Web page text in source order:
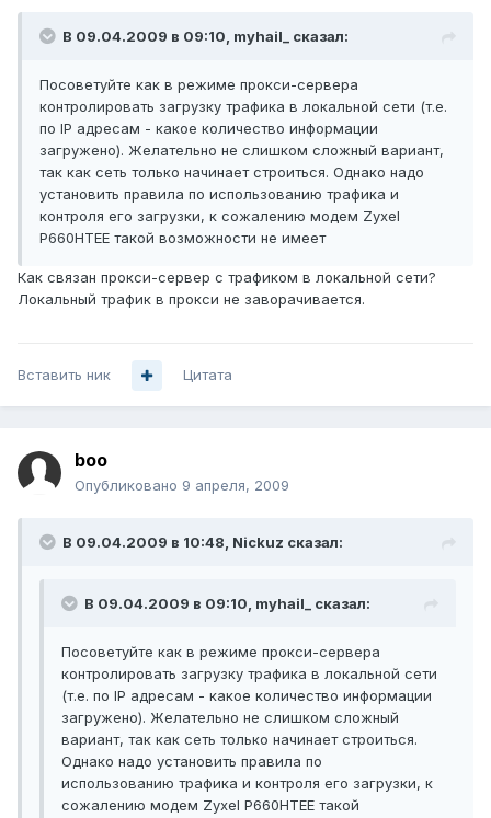
В 09.04.2009 в 09:10, myhail_ сказал:
Посоветуйте как в режиме прокси-сервера
контролировать загрузку трафика в локальной сети (т.е.
по IP адресам - какое количество информации
загружено). Желательно не слишком сложный вариант,
так как сеть только начинает строиться. Однако надо
установить правила по использованию трафика и
контроля его загрузки, к сожалению модем Zyxel
P660HTEE такой возможности не имеет
Как связан прокси-сервер с трафиком в локальной сети?
Локальный трафик в прокси не заворачивается.
Вставить ник Цитата
boo
Опубликовано 9 апреля, 2009
В 09.04.2009 в 10:48, Nickuz сказал:
В 09.04.2009 в 09:10, myhail_ сказал:
Посоветуйте как в режиме прокси-сервера
контролировать загрузку трафика в локальной сети
(т.е. по IP адресам - какое количество информации
загружено). Желательно не слишком сложный
вариант, так как сеть только начинает строиться.
Однако надо установить правила по
использованию трафика и контроля его загрузки, к
сожалению модем Zyxel P660HTEE такой